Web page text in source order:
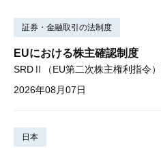
証券・金融取引の法制度
EUにおける株主確認制度
2026年08月07日
日本